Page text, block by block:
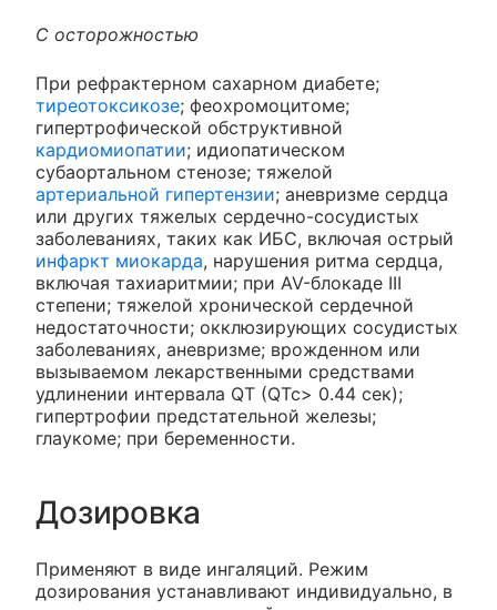
С осторожностью
При рефрактерном сахарном диабете;
тиреотоксикозе; феохромоцитоме;
гипертрофической обструктивной
кардиомиопатии; идиопатическом
субаортальном стенозе; тяжелой
артериальной гипертензии; аневризме сердца
или других тяжелых сердечно-сосудистых
заболеваниях, таких как ИБС, включая острый
инфаркт миокарда, нарушения ритма сердца,
включая тахиаритмии; при AV-блокаде III
степени; тяжелой хронической сердечной
недостаточности; окклюзирующих сосудистых
заболеваниях, аневризме; врожденном или
вызываемом лекарственными средствами
удлинении интервала QT (QTc> 0.44 сек);
гипертрофии предстательной железы;
глаукоме; при беременности.
Дозировка
Применяют в виде ингаляций. Режим
дозирования устанавливают индивидуально, в